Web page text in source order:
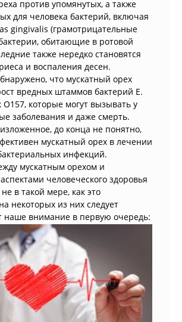
против упомянутых, а также
для человека бактерий, включая
gingivalis (грамотрицательные
обитающие в ротовой
также нередко становятся
и воспаления десен.
что мускатный орех
вредных штаммов бактерий E.
O157, которые могут вызывать у
заболевания и даже смерть.
до конца не понятно,
мускатный орех в лечении
инфекций.
мускатным орехом и
человеческого здоровья
в такой мере, как это
некоторых из них следует
наше внимание в первую очередь: